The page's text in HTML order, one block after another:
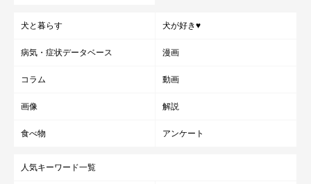
犬と暮らす 犬が好き♥
病気・症状データベース 漫画
コラム 動画
画像 解説
食べ物 アンケート
人気キーワード一覧